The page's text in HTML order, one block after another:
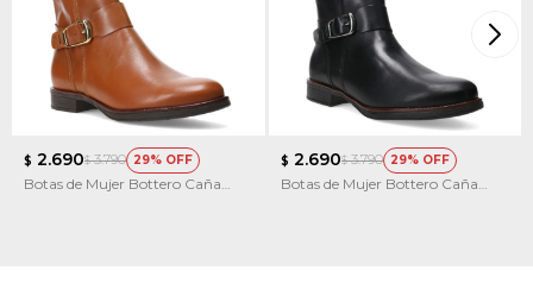
$ 2.690$ 3.790 29
Botas de Mujer Bottero Caña
$ 2.690$ 3.790 29
Botas de Mujer Bottero Caña